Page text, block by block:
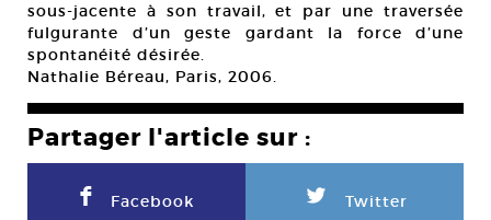
sous-jacente à son travail, et par une traversée
fulgurante d’un geste gardant la force d’une
spontanéité désirée.
Nathalie Béreau, Paris, 2006.
Partager l'article sur :
F Facebook L Twitter